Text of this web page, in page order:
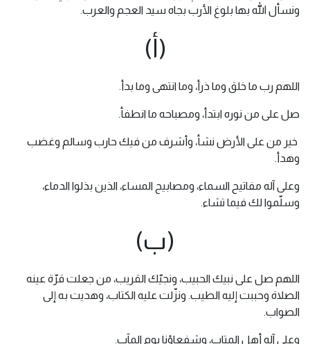
ونسأل الله بها بلوغ الأرب بجاه سيد العجم والعرب.
(أ)
اللهم رب ما خلق وما ذرأ، وما انتهى وما بدأ.
صل على من نوره ابتدأ، ومصباحه ما انطفأ.
خير من على الأرض نشأ، وأشرف من فيك حارب وسالم وغضب
وهدأ.
وعلى آله مفاتيح السماء، ومصابيح المساء، الذين بذلوا الدماء،
وسلّموا لك فيما تشاء.
(ب)
اللهم صل على نبيك الحبيب، ونجيّك القريب، من جعلت قرّة عينه
الصلاة وحببت إليه الطيب. ونزّلت عليه الكتاب، وهديت به إلى
الصواب.
وعلى آله أهل المتاب، وشفعاؤنا يوم المآب.